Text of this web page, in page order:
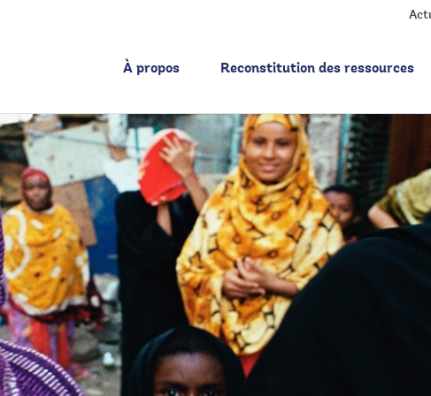
À propos Reconstitution des ressources